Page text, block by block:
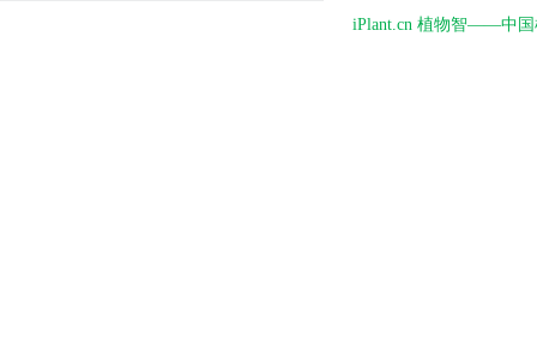
iPlant.cn 植物智——中国